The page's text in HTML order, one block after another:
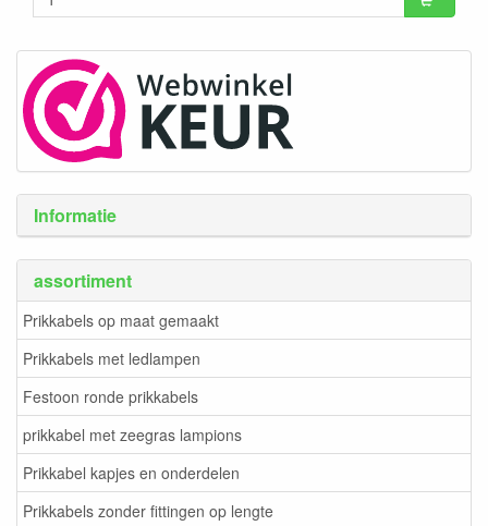
Informatie
assortiment
Prikkabels op maat gemaakt
Prikkabels met ledlampen
Festoon ronde prikkabels
prikkabel met zeegras lampions
Prikkabel kapjes en onderdelen
Prikkabels zonder fittingen op lengte